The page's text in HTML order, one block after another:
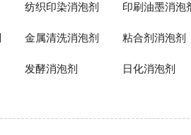
纺织印染消泡剂 印刷油墨消泡
金属清洗消泡剂 粘合剂消泡剂
发酵消泡剂 日化消泡剂